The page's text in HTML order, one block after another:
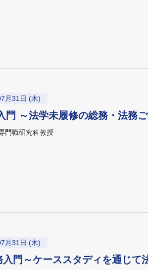
月31日 (木)
門 ～法学未履修の総務・法務
門職研究科教授
月31日 (木)
門～ケーススタディを通じて